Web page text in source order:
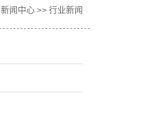
新闻中心 >> 行业新闻